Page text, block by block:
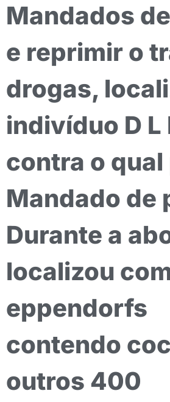
Mandados
e reprimir o
drogas,
indivíduo D L
contra o qual
Mandado de
Durante a
localizou
eppendorfs
contendo
outros 400